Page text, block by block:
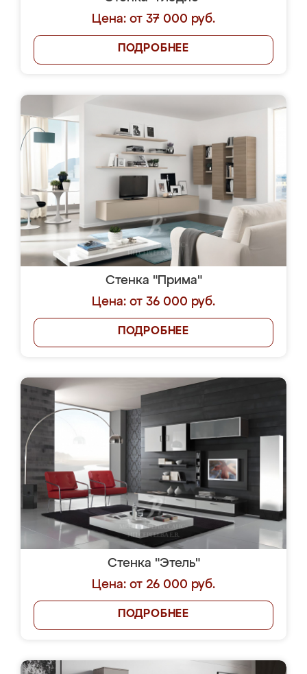
Цена: от 37 000 руб.
ПОДРОБНЕЕ
Стенка "Прима"
Цена: от 36 000 руб.
ПОДРОБНЕЕ
Стенка "Этель"
Цена: от 26 000 руб.
ПОДРОБНЕЕ